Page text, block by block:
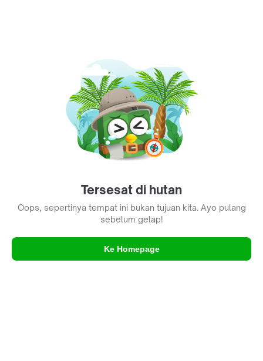
Tersesat di hutan
Oops, sepertinya tempat ini bukan tujuan kita. Ayo pulang
sebelum gelap!
Ke Homepage